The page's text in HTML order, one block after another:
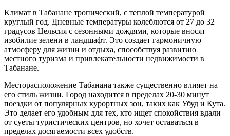
Климат в Табанане тропический, с теплой температурой
круглый год. Дневные температуры колеблются от 27 до 32
градусов Цельсия с сезонными дождями, которые вносят
изобилие зелени в ландшафт. Это создает гармоничную
атмосферу для жизни и отдыха, способствуя развитию
местного туризма и привлекательности недвижимости в
Табанане.
Месторасположение Табанана также существенно влияет на
его стиль жизни. Город находится в пределах 20-30 минут
поездки от популярных курортных зон, таких как Убуд и Кута.
Это делает его удобным для тех, кто ищет спокойствия вдали
от суеты туристических центров, но хочет оставаться в
пределах досягаемости всех удобств.